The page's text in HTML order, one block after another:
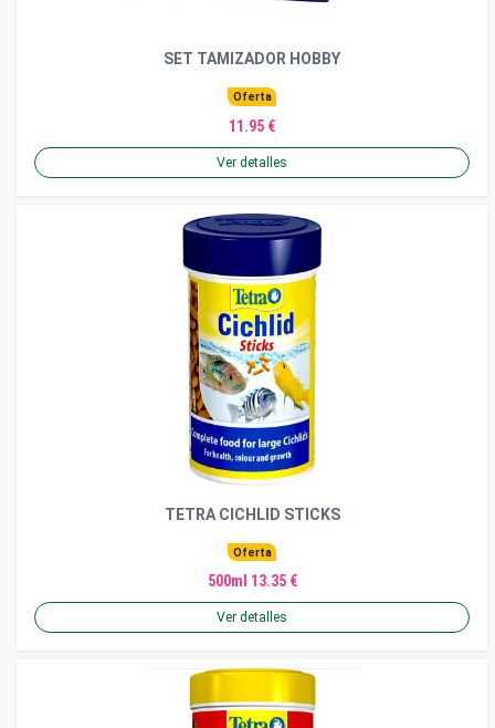
SET TAMIZADOR HOBBY
Oferta
11.95 €
Ver detalles
TETRA CICHLID STICKS
Oferta
500ml 13.35 €
Ver detalles